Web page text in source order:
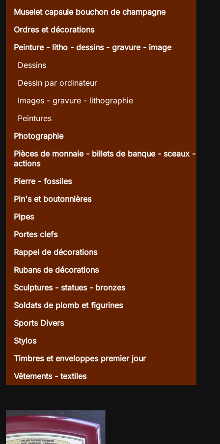
Muselet capsule bouchon de champagne
Ordres et décorations
Peinture - litho - dessins - gravure - image
Dessins
Dessin par ordinateur
Images - gravure - lithographie
Peintures
Photographie
Pièces de monnaie - billets de banque - sceaux -
actions
Pierre - fossiles
Pin's et boutonnières
Pipes
Portes clefs
Rappel de décorations
Rubans de décorations
Sculptures - statues - bronzes
Soldats de plomb et figurines
Sports Divers
Stylos
Timbres et enveloppes premier jour
Vêtements - textiles